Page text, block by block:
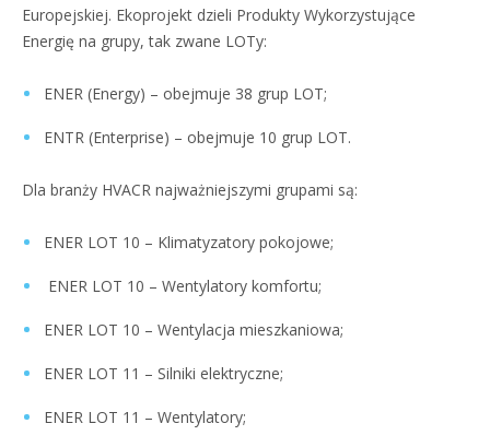
Europejskiej. Ekoprojekt dzieli Produkty Wykorzystujące
Energię na grupy, tak zwane LOTy:
ENER (Energy) – obejmuje 38 grup LOT;
ENTR (Enterprise) – obejmuje 10 grup LOT.
Dla branży HVACR najważniejszymi grupami są:
ENER LOT 10 – Klimatyzatory pokojowe;
ENER LOT 10 – Wentylatory komfortu;
ENER LOT 10 – Wentylacja mieszkaniowa;
ENER LOT 11 – Silniki elektryczne;
ENER LOT 11 – Wentylatory;